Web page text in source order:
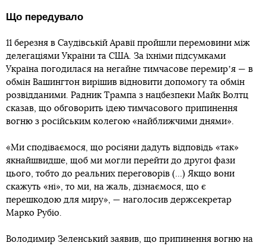
Що передувало
11 березня в Саудівській Аравії пройшли перемовини між
делегаціями України та США. За їхніми підсумками
Україна погодилася на негайне тимчасове перемирʼя — в
обмін Вашингтон вирішив відновити допомогу та обмін
розвідданими. Радник Трампа з нацбезпеки Майк Волтц
сказав, що обговорить ідею тимчасового припинення
вогню з російським колегою «найближчими днями».
«Ми сподіваємося, що росіяни дадуть відповідь «так»
якнайшвидше, щоб ми могли перейти до другої фази
цього, тобто до реальних переговорів (...) Якщо вони
скажуть «ні», то ми, на жаль, дізнаємося, що є
перешкодою для миру», — наголосив держсекретар
Марко Рубіо.
Володимир Зеленський заявив, що припинення вогню на